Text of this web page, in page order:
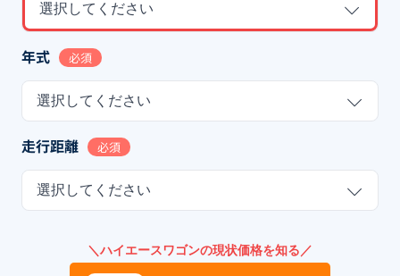
選択してください
年式 必須
選択してください
走行距離 必須
選択してください
＼ハイエースワゴンの現状価格を知る／